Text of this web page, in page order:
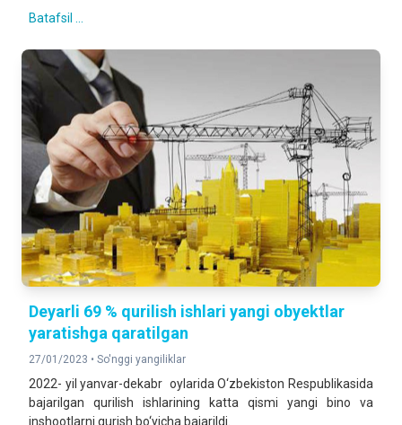
Batafsil ...
Deyarli 69 % qurilish ishlari yangi obyektlar
yaratishga qaratilgan
27/01/2023 • So'nggi yangiliklar
2022- yil yanvar-dekabr oylarida O‘zbekiston Respublikasida
bajarilgan qurilish ishlarining katta qismi yangi bino va
inshootlarni qurish bo‘yicha bajarildi.